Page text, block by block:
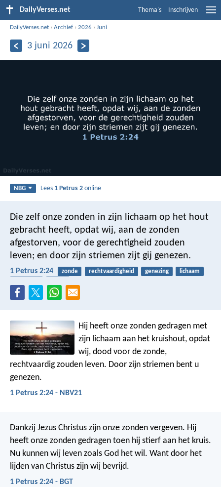
DailyVerses.net Thema's Inschrijven
DailyVerses.net ›Archief ›2026 ›Juni
3 juni 2026
NBG Lees 1 Petrus 2 online
Die zelf onze zonden in zijn lichaam op het hout
gebracht heeft, opdat wij, aan de zonden
afgestorven, voor de gerechtigheid zouden
leven; en door zijn striemen zijt gij genezen.
1 Petrus 2:24 zonde rechtvaardigheid genezing
lichaam
Hij heeft onze zonden gedragen met
zijn lichaam aan het kruishout, opdat
wij, dood voor de zonde,
rechtvaardig zouden leven. Door zijn striemen bent u
genezen.
1 Petrus 2:24 - NBV21
Dankzij Jezus Christus zijn onze zonden vergeven. Hij
heeft onze zonden gedragen toen hij stierf aan het kruis.
Nu kunnen wij leven zoals God het wil. Want door het
lijden van Christus zijn wij bevrijd.
1 Petrus 2:24 - BGT